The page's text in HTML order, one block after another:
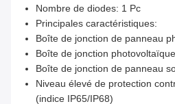
Nombre de diodes: 1 Pc
Principales caractéristiques:
Boîte de jonction de panneau
Boîte de jonction photovoltaïque
Boîte de jonction de panneau
Niveau élevé de protection
(indice IP65/IP68)